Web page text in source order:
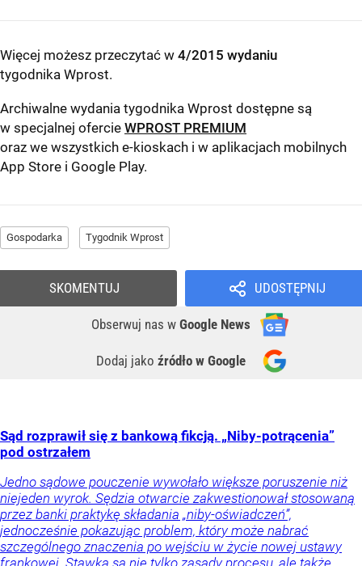
Więcej możesz przeczytać w 4/2015 wydaniu
tygodnika Wprost.
Archiwalne wydania tygodnika Wprost dostępne są
w specjalnej ofercie WPROST PREMIUM
oraz we wszystkich e-kioskach i w aplikacjach mobilnych
App Store i Google Play.
Gospodarka Tygodnik Wprost
UDOSTĘPNIJ
Obserwuj nas w Google News
Dodaj jako źródło w Google
SKOMENTUJ
Sąd rozprawił się z bankową fikcją. „Niby-potrącenia”
pod ostrzałem
Jedno sądowe pouczenie wywołało większe poruszenie niż
niejeden wyrok. Sędzia otwarcie zakwestionował stosowaną
przez banki praktykę składania „niby-oświadczeń”,
jednocześnie pokazując problem, który może nabrać
szczególnego znaczenia po wejściu w życie nowej ustawy